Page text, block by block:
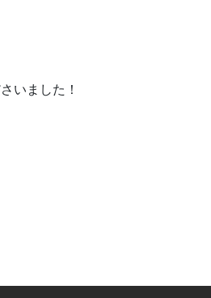
いました！